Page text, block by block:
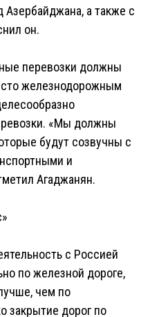
Азербайджана, а также с
он.
перевозки должны
железнодорожным
«Мы должны
будут созвучны с
и
Агаджанян.
с Россией
по железной дороге,
чем по
закрытие дорог по